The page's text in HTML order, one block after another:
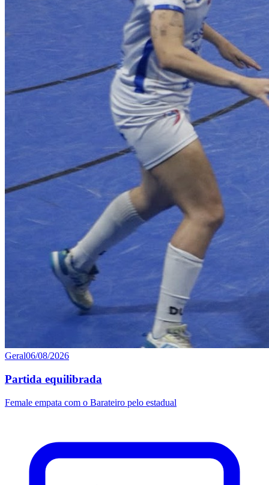
Geral06/08/2026
Partida equilibrada
Female empata com o Barateiro pelo estadual